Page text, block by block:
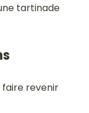
tartinade
faire revenir